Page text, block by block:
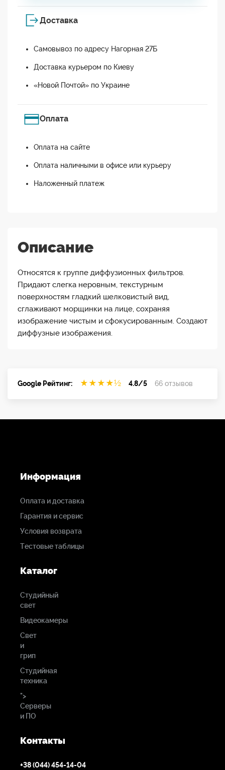
Доставка
Самовывоз по адресу Нагорная 27Б
Доставка курьером по Киеву
«Новой Почтой» по Украине
Оплата
Оплата на сайте
Оплата наличными в офисе или курьеру
Наложенный платеж
Описание
Относятся к группе диффузионных фильтров.
Придают слегка неровным, текстурным
поверхностям гладкий шелковистый вид,
сглаживают морщинки на лице, сохраняя
изображение чистым и сфокусированным. Создают
диффузные изображения.
Google Рейтинг: ★ ★ ★ ★½ 4.8/5 66 отзывов
Информация
Оплата и доставка
Гарантия и сервис
Условия возврата
Тестовые таблицы
Каталог
Студийный
свет
Видеокамеры
Свет
и
грип
Студийная
техника
">
Серверы
и ПО
Контакты
+38 (044) 454-14-04